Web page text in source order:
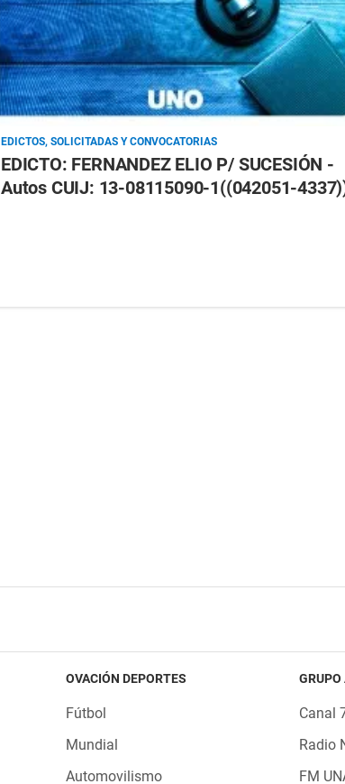
EDICTOS, SOLICITADAS Y CONVOCATORIAS
EDICTO: FERNANDEZ ELIO P/ SUCESIÓN -
Autos CUIJ: 13-08115090-1((042051-
OVACIÓN DEPORTES
Fútbol
Mundial
Automovilismo
Canal
Radio
FM